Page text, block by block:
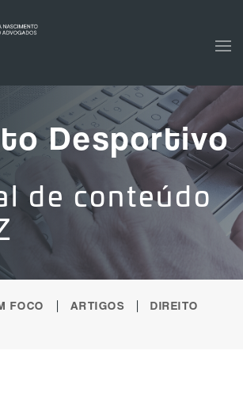
Desportivo
de conteúdo
FOCO ARTIGOS
DIREITO